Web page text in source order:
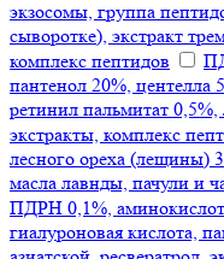
экзосомы, группа
сыворотке), экстракт
комплекс пептидов
пантенол 20%, центелла
ретинил пальмитат
экстракты, комплекс
лесного ореха (лещины)
масла лавнды, пачули и
ПДРН 0,1%,
гиалуроновая кислота,